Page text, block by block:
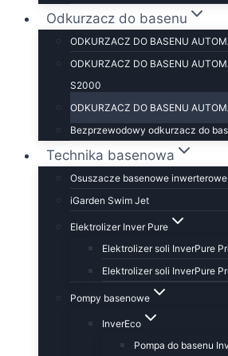
Odkurzacz do basenu
ODKURZACZ DO BASENU
ODKURZACZ DO BASENU
S2000
ODKURZACZ DO BASENU
Bezprzewodowy odkurzacz do
Technika basenowa
Osuszacze basenowe inwerterowe
iGarden Swim Jet
Elektrolizer Inver Pure
Elektrolizer soli InverPure
Elektrolizer soli InverPure
Pompy basenowe
InverEco
Pompa do basenu